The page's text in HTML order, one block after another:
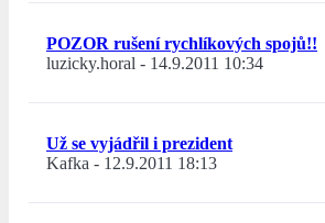
POZOR rušení rychlíkových spojů!!
luzicky.horal - 14.9.2011 10:34
Už se vyjádřil i prezident
Kafka - 12.9.2011 18:13